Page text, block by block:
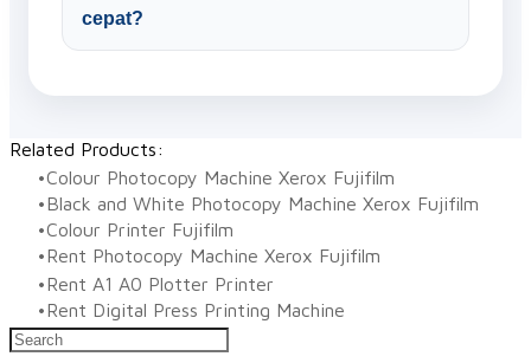
cepat?
Related Products:
Colour Photocopy Machine Xerox Fujifilm
Black and White Photocopy Machine Xerox Fujifilm
Colour Printer Fujifilm
Rent Photocopy Machine Xerox Fujifilm
Rent A1 A0 Plotter Printer
Rent Digital Press Printing Machine